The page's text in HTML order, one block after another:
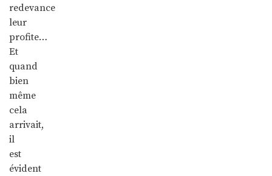
redevance
leur
profite…
Et
quand
bien
même
cela
arrivait,
il
est
évident